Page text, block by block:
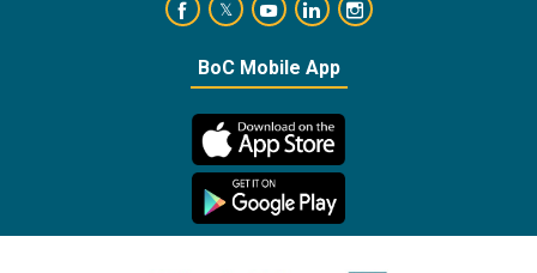
https://www.facebook.com/
https://twitter.com/bankofcyprus_
https://www.youtube.com/user/
https://www.linkedin.com/
https://
BoC Mobile App